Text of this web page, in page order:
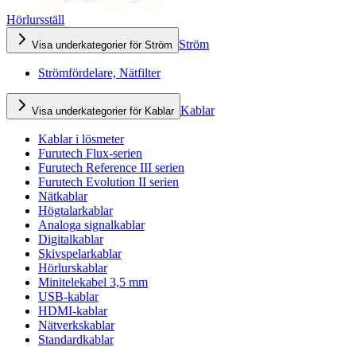
Hörlursställ
Visa underkategorier för Ström Ström
Strömfördelare, Nätfilter
Visa underkategorier för Kablar Kablar
Kablar i lösmeter
Furutech Flux-serien
Furutech Reference III serien
Furutech Evolution II serien
Nätkablar
Högtalarkablar
Analoga signalkablar
Digitalkablar
Skivspelarkablar
Hörlurskablar
Minitelekabel 3,5 mm
USB-kablar
HDMI-kablar
Nätverkskablar
Standardkablar